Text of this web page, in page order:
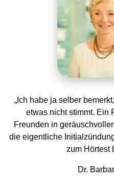
„Ich habe ja selber
etwas nicht stimmt. Ein
Freunden in
die eigentliche
zum Hörtest
Dr.